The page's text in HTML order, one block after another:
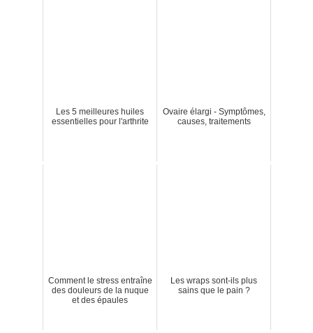
Les 5 meilleures huiles
essentielles pour l'arthrite
Ovaire élargi - Symptômes,
causes, traitements
Comment le stress entraîne
des douleurs de la nuque
et des épaules
Les wraps sont-ils plus
sains que le pain ?